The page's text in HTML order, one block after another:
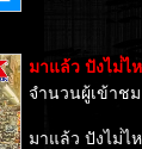
มาแล้ว ปังไม่่
จำนวนผู้เข้าชม
มาแล้ว ปังไม่่ไ